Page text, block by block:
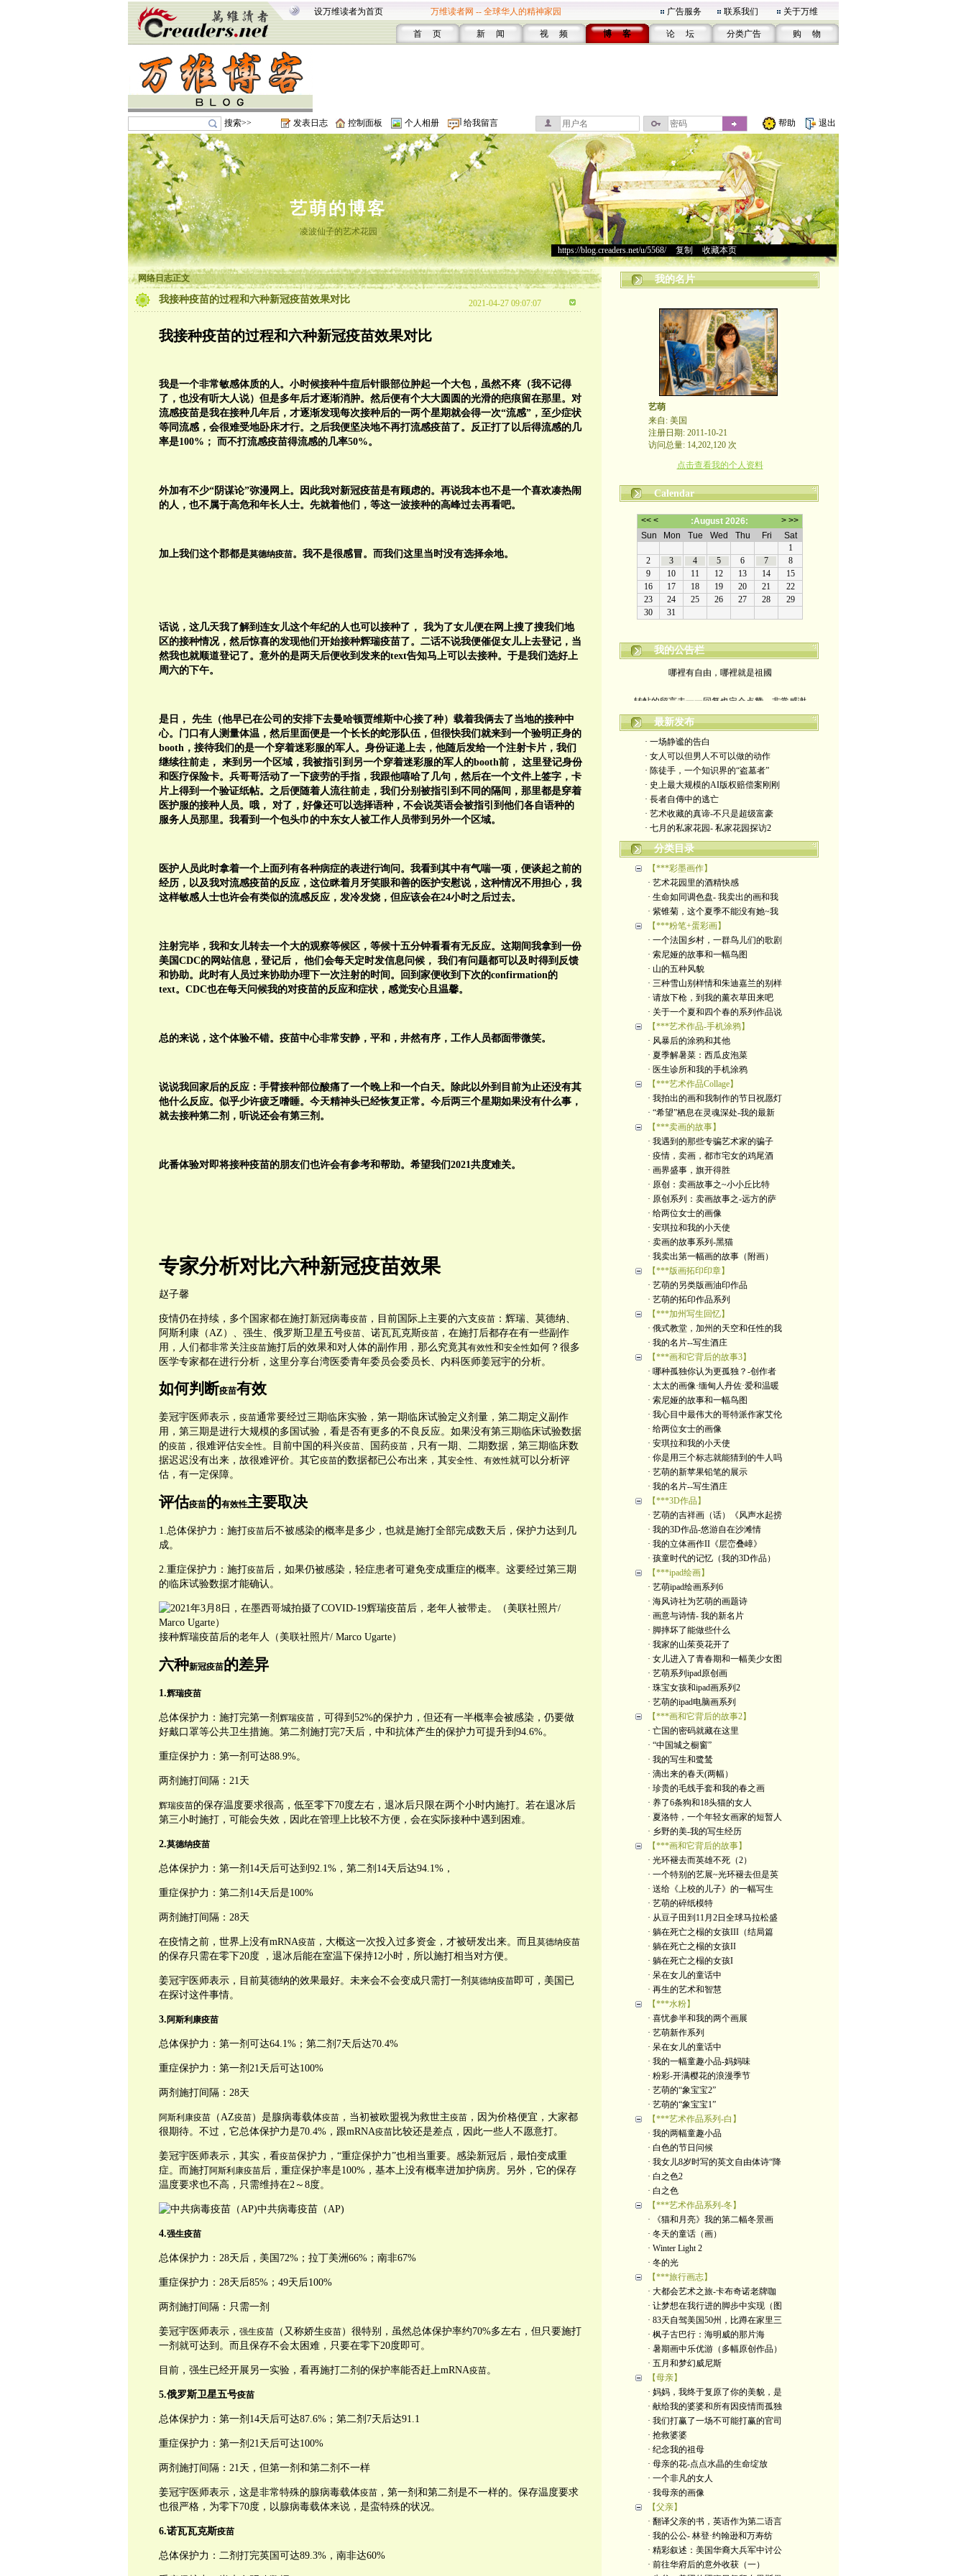
设万维读者为首页 万维读者网 -- 全球华人的精神家园 广告服务 联系我们 关于万维
首 页 新 闻 视 频 博 客 论 坛 分类广告 购 物
搜索>> 发表日志 控制面板 个人相册 给我留言 帮助 退出
艺萌的博客
凌波仙子的艺术花园
https://blog.creaders.net/u/5568/> 复制 收藏本页
网络日志正文
我接种疫苗的过程和六种新冠疫苗效果对比 2021-04-27 09:07:07
我接种疫苗的过程和六种新冠疫苗效果对比
我是一个非常敏感体质的人。小时候接种牛痘后针眼部位肿起一个大包，虽然不疼（我不记得
了，也没有听大人说）但是多年后才逐渐消肿。然后便有个大大圆圆的光滑的疤痕留在那里。对
流感疫苗是我在接种几年后，才逐渐发现每次接种后的一两个星期就会得一次“流感”，至少症状
等同流感，会很难受地卧床才行。之后我便坚决地不再打流感疫苗了。反正打了以后得流感的几
率是100%； 而不打流感疫苗得流感的几率50%。
外加有不少“阴谋论”弥漫网上。因此我对新冠疫苗是有顾虑的。再说我本也不是一个喜欢凑热闹
的人，也不属于高危和年长人士。先就着他们，等这一波接种的高峰过去再看吧。
加上我们这个郡都是莫德纳疫苗。我不是很感冒。而我们这里当时没有选择余地。
话说，这几天我了解到连女儿这个年纪的人也可以接种了， 我为了女儿便在网上搜了搜我们地
区的接种情况，然后惊喜的发现他们开始接种辉瑞疫苗了。二话不说我便催促女儿上去登记，当
然我也就顺道登记了。意外的是两天后便收到发来的text告知马上可以去接种。于是我们选好上
周六的下午。
是日， 先生（他早已在公司的安排下去曼哈顿贾维斯中心接了种）载着我俩去了当地的接种中
心。门口有人测量体温，然后里面便是一个长长的蛇形队伍，但很快我们就来到一个验明正身的
booth，接待我们的是一个穿着迷彩服的军人。身份证递上去，他随后发给一个注射卡片，我们
继续往前走， 来到另一个区域，我被指引到另一个穿着迷彩服的军人的booth前， 这里登记身份
和医疗保险卡。兵哥哥活动了一下疲劳的手指，我跟他嘻哈了几句，然后在一个文件上签字，卡
片上得到一个验证纸帖。之后便随着人流往前走，我们分别被指引到不同的隔间，那里都是穿着
医护服的接种人员。哦， 对了，好像还可以选择语种，不会说英语会被指引到他们各自语种的
服务人员那里。我看到一个包头巾的中东女人被工作人员带到另外一个区域。
医护人员此时拿着一个上面列有各种病症的表进行询问。我看到其中有气喘一项，便谈起之前的
经历，以及我对流感疫苗的反应，这位眯着月牙笑眼和善的医护安慰说，这种情况不用担心，我
这样敏感人士也许会有类似的流感反应，发冷发烧，但应该会在24小时之后过去。
注射完毕，我和女儿转去一个大的观察等候区，等候十五分钟看看有无反应。这期间我拿到一份
美国CDC的网站信息，登记后， 他们会每天定时发信息问候， 我们有问题都可以及时得到反馈
和协助。此时有人员过来协助办理下一次注射的时间。回到家便收到下次的confirmation的
text。CDC也在每天问候我的对疫苗的反应和症状，感觉安心且温馨。
总的来说，这个体验不错。疫苗中心非常安静，平和，井然有序，工作人员都面带微笑。
说说我回家后的反应：手臂接种部位酸痛了一个晚上和一个白天。除此以外到目前为止还没有其
他什么反应。似乎少许疲乏嗜睡。今天精神头已经恢复正常。今后两三个星期如果没有什么事，
就去接种第二剂，听说还会有第三剂。
此番体验对即将接种疫苗的朋友们也许会有参考和帮助。希望我们2021共度难关。
专家分析对比六种新冠疫苗效果
赵子馨
疫情仍在持续，多个国家都在施打新冠病毒疫苗，目前国际上主要的六支疫苗：辉瑞、莫德纳、
阿斯利康（AZ）、强生、俄罗斯卫星五号疫苗、诺瓦瓦克斯疫苗，在施打后都存在有一些副作
用，人们都非常关注疫苗施打后的效果和对人体的副作用，那么究竟其有效性和安全性如何？很多
医学专家都在进行分析，这里分享台湾医委青年委员会委员长、内科医师姜冠宇的分析。
如何判断疫苗有效
姜冠宇医师表示， 疫苗通常要经过三期临床实验，第一期临床试验定义剂量，第二期定义副作
用，第三期是进行大规模的多国试验，看是否有更多的不良反应。如果没有第三期临床试验数据
的疫苗，很难评估安全性。目前中国的科兴疫苗、国药疫苗，只有一期、二期数据，第三期临床数
据迟迟没有出来，故很难评价。其它疫苗的数据都已公布出来，其安全性、 有效性就可以分析评
估，有一定保障。
评估疫苗的有效性主要取决
1.总体保护力：施打疫苗后不被感染的概率是多少，也就是施打全部完成数天后，保护力达到几
成。
2.重症保护力：施打疫苗后，如果仍被感染，轻症患者可避免变成重症的概率。这要经过第三期
的临床试验数据才能确认。
接种辉瑞疫苗后的老年人（美联社照片/ Marco Ugarte）
六种新冠疫苗的差异
1.辉瑞疫苗
总体保护力：施打完第一剂 辉瑞疫苗，可得到52%的保护力，但还有一半概率会被感染，仍要做
好戴口罩等公共卫生措施。第二剂施打完7天后，中和抗体产生的保护力可提升到94.6%。
重症保护力：第一剂可达88.9%。
两剂施打间隔：21天
辉瑞疫苗的保存温度要求很高，低至零下70度左右，退冰后只限在两个小时内施打。若在退冰后
第三小时施打，可能会失效，因此在管理上比较不方便，会在实际接种中遇到困难。
2.莫德纳疫苗
总体保护力：第一剂14天后可达到92.1%，第二剂14天后达94.1%，
重症保护力：第二剂14天后是100%
两剂施打间隔：28天
在疫情之前，世界上没有mRNA疫苗，大概这一次投入过多资金，才被研发出来。而且 莫德纳疫苗
的保存只需在零下20度 ，退冰后能在室温下保持12小时，所以施打相当对方便。
姜冠宇医师表示，目前莫德纳的效果最好。未来会不会变成只需打一剂 莫德纳疫苗即可，美国已
在探讨这件事情。
3. 阿斯利康疫苗
总体保护力：第一剂可达64.1%；第二剂7天后达70.4%
重症保护力：第一剂21天后可达100%
两剂施打间隔：28天
阿斯利康疫苗（AZ疫苗）是腺病毒载体疫苗，当初被欧盟视为救世主疫苗，因为价格便宜，大家都
很期待。不过，它总体保护力是70.4%，跟mRNA疫苗比较还是差点，因此一些人不愿意打。
姜冠宇医师表示，其实，看疫苗保护力，“重症保护力”也相当重要。感染新冠后，最怕变成重
症。而施打阿斯利康疫苗后，重症保护率是100%，基本上没有概率进加护病房。另外，它的保存
温度要求也不高，只需维持在2～8度。
中共病毒疫苗（AP)
4.强生疫苗
总体保护力：28天后，美国72%；拉丁美洲66%；南非67%
重症保护力：28天后85%；49天后100%
两剂施打间隔：只需一剂
姜冠宇医师表示， 强生疫苗（又称娇生疫苗）很特别，虽然总体保护率约70%多左右，但只要施打
一剂就可达到。而且保存不会太困难，只要在零下20度即可。
目前，强生已经开展另一实验，看再施打二剂的保护率能否赶上mRNA疫苗。
5.俄罗斯卫星五号疫苗
总体保护力：第一剂14天后可达87.6%；第二剂7天后达91.1
重症保护力：第一剂21天后可达100%
两剂施打间隔：21天，但第一剂和第二剂不一样
姜冠宇医师表示，这是非常特殊的腺病毒载体疫苗，第一剂和第二剂是不一样的。保存温度要求
也很严格，为零下70度，以腺病毒载体来说，是蛮特殊的状况。
6.诺瓦瓦克斯疫苗
总体保护力：二剂打完英国可达89.3%，南非达60%
我的名片
艺萌
来自: 美国
注册日期: 2011-10-21
访问总量: 14,202,120 次
点击查看我的个人资料
Calendar
我的公告栏
yimengling53@yahoo.com
有意收藏者请私信我，感谢一贯支持
政治转载不一定代表本人意见
艺术博客：https://yimengl.blog
最新发布
· 一场静谧的告白
· 女人可以但男人不可以做的动作
· 陈徒手，一个知识界的“盗墓者”
· 史上最大规模的AI版权赔偿案刚刚
· 長者自傳中的逃亡
· 艺术收藏的真谛-不只是超级富豪
· 七月的私家花园- 私家花园探访2
分类目录
【***彩墨画作】
· 艺术花园里的酒精快感
· 生命如同调色盘- 我卖出的画和我
· 紫锥菊，这个夏季不能没有她~我
【***粉笔+蛋彩画】
· 一个法国乡村，一群鸟儿们的歌剧
· 索尼娅的故事和一幅鸟图
· 山的五种风貌
· 三种雪山别样情和朱迪嘉兰的别样
· 请放下枪，到我的薰衣草田来吧
· 关于一个夏和四个春的系列作品说
【***艺术作品-手机涂鸦】
· 风暴后的涂鸦和其他
· 夏季解暑菜：西瓜皮泡菜
· 医生诊所和我的手机涂鸦
【***艺术作品Collage】
· 我拍出的画和我制作的节日祝愿灯
· “希望”栖息在灵魂深处-我的最新
【***卖画的故事】
· 我遇到的那些专骗艺术家的骗子
· 疫情，卖画，都市宅女的鸡尾酒
· 画界盛事，旗开得胜
· 原创：卖画故事之~小小丘比特
· 原创系列：卖画故事之-远方的萨
· 给两位女士的画像
· 安琪拉和我的小天使
· 卖画的故事系列-黑猫
· 我卖出第一幅画的故事（附画）
【***版画拓印印章】
· 艺萌的另类版画油印作品
· 艺萌的拓印作品系列
【***加州写生回忆】
· 俄式教堂，加州的天空和任性的我
· 我的名片--写生酒庄
【***画和它背后的故事3】
· 哪种孤独你认为更孤独？-创作者
· 太太的画像·缅甸人丹佐·爱和温暖
· 索尼娅的故事和一幅鸟图
· 我心目中最伟大的哥特派作家艾伦
· 给两位女士的画像
· 安琪拉和我的小天使
· 你是用三个标志就能猜到的牛人吗
· 艺萌的新苹果铅笔的展示
· 我的名片--写生酒庄
【***3D作品】
· 艺萌的吉祥画（话）《风声水起捞
· 我的3D作品-悠游自在沙滩情
· 我的立体画作II《层峦叠嶂》
· 孩童时代的记忆（我的3D作品）
【***ipad绘画】
· 艺萌ipad绘画系列6
· 海风诗社为艺萌的画题诗
· 画意与诗情- 我的新名片
· 脚摔坏了能做些什么
· 我家的山茱萸花开了
· 女儿进入了青春期和一幅美少女图
· 艺萌系列ipad原创画
· 珠宝女孩和ipad画系列2
· 艺萌的ipad电脑画系列
【***画和它背后的故事2】
· 亡国的密码就藏在这里
· “中国城之橱窗”
· 我的写生和鹭鸶
· 滴出来的春天(两幅）
· 珍贵的毛线手套和我的春之画
· 养了6条狗和18头猫的女人
· 夏洛特，一个年轻女画家的短暂人
· 乡野的美-我的写生经历
【***画和它背后的故事】
· 光环褪去而英雄不死（2）
· 一个特别的艺展~光环褪去但是英
· 送给《上校的儿子》的一幅写生
· 艺萌的碎纸模特
· 从豆子田到11月2日全球马拉松盛
· 躺在死亡之榻的女孩III（结局篇
· 躺在死亡之榻的女孩II
· 躺在死亡之榻的女孩I
· 呆在女儿的童话中
· 再生的艺术和智慧
【***水粉】
· 喜忧参半和我的两个画展
· 艺萌新作系列
· 呆在女儿的童话中
· 我的一幅童趣小品-妈妈味
· 粉彩-开满樱花的浪漫季节
· 艺萌的“象宝宝2”
· 艺萌的“象宝宝1”
【***艺术作品系列-白】
· 我的两幅童趣小品
· 白色的节日问候
· 我女儿8岁时写的英文自由体诗“降
· 白之色2
· 白之色
【***艺术作品系列-冬】
· 《猫和月亮》我的第二幅冬景画
· 冬天的童话（画）
· Winter Light 2
· 冬的光
【***旅行画志】
· 大都会艺术之旅-卡布奇诺老牌咖
· 让梦想在我行进的脚步中实现（图
· 83天自驾美国50州，比蹲在家里三
· 枫子古巴行：海明威的那片海
· 暑期画中乐优游（多幅原创作品）
· 五月和梦幻威尼斯
【母亲】
· 妈妈，我终于复原了你的美貌，是
· 献给我的婆婆和所有因疫情而孤独
· 我们打赢了一场不可能打赢的官司
· 抢救婆婆
· 纪念我的祖母
· 母亲的花-点点水晶的生命绽放
· 一个非凡的女人
· 我母亲的画像
【父亲】
· 翻译父亲的书，英语作为第二语言
· 我的公公- 林登·约翰逊和万寿纺
· 精彩叙述：美国华裔大兵军中讨公
· 前往华府后的意外收获（一）